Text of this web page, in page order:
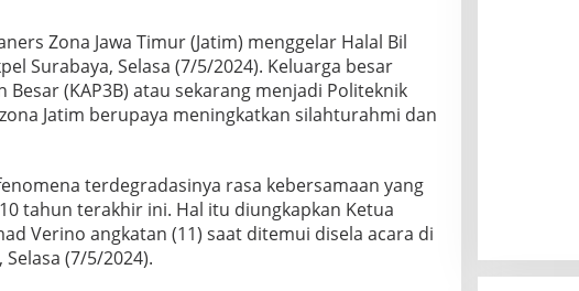
Zona Jawa Timur (Jatim) menggelar Halal Bil
Surabaya, Selasa (7/5/2024). Keluarga besar
(KAP3B) atau sekarang menjadi Politeknik
Jatim berupaya meningkatkan silahturahmi dan
terdegradasinya rasa kebersamaan yang
tahun terakhir ini. Hal itu diungkapkan Ketua
Verino angkatan (11) saat ditemui disela acara di
(7/5/2024).